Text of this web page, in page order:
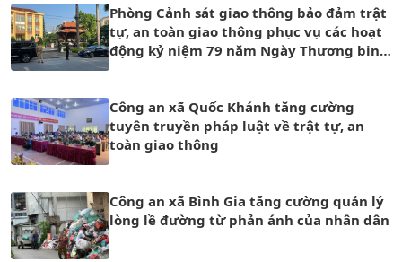
Phòng Cảnh sát giao thông bảo đảm trật
tự, an toàn giao thông phục vụ các hoạt
động kỷ niệm 79 năm Ngày Thương binh
Công an xã Quốc Khánh tăng cường
tuyên truyền pháp luật về trật tự, an
toàn giao thông
Công an xã Bình Gia tăng cường quản lý
lòng lề đường từ phản ánh của nhân dân